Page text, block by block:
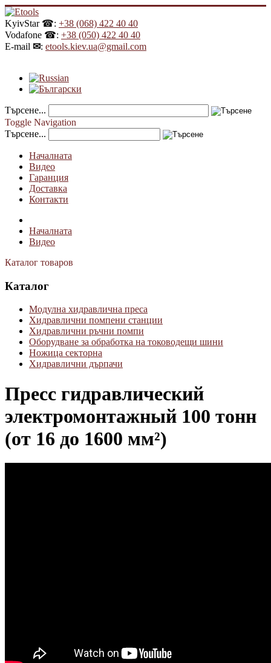
KyivStar ☎: +38 (068) 422 40 40
Vodafone ☎: +38 (050) 422 40 40
E-mail ✉: etools.kiev.ua@gmail.com
Търсене...
Toggle Navigation
Търсене...
Началната
Видео
Гаранция
Доставка
Контакти
Началната
Видео
Каталог товаров
Каталог
Модулна хидравлична преса
Хидравлични помпени станции
Хидравлични ръчни помпи
Оборудване за обработка на тоководещи шини
Ножица секторна
Хидравлични дърпачи
Пресс гидравлический
электромонтажный 100 тонн
(от 16 до 1600 мм²)